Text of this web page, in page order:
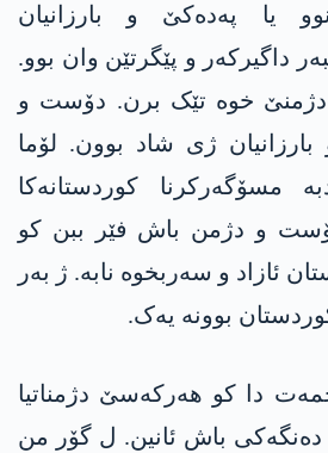
یا پەدەکێ و بارزانیان
داگیرکەر و پێگرتێن وان بوو.
خوە تێک برن. دۆست و
بارزانیان ژی شاد بوون. لۆما
مسۆگەرکرنا کوردستانەکا
و دژمن باش فێر ببن کو
ئازاد و سەربخوە نابە. ژ بەر
بوونە یەک.
دا کو ھەرکەسێ دژمناتیا
دەنگەکی باش ئانین. ل گۆر من